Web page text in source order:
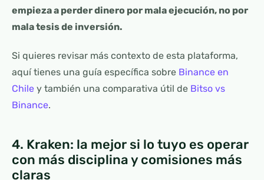
empieza a perder dinero por mala ejecución, no por
mala tesis de inversión.
Si quieres revisar más contexto de esta plataforma,
aquí tienes una guía específica sobre Binance en
Chile y también una comparativa útil de Bitso vs
Binance.
4. Kraken: la mejor si lo tuyo es operar
con más disciplina y comisiones más
claras